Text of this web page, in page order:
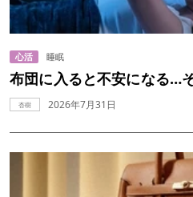
心活 睡眠
布団に入ると不安になる…
杏樹 2026年7月31日